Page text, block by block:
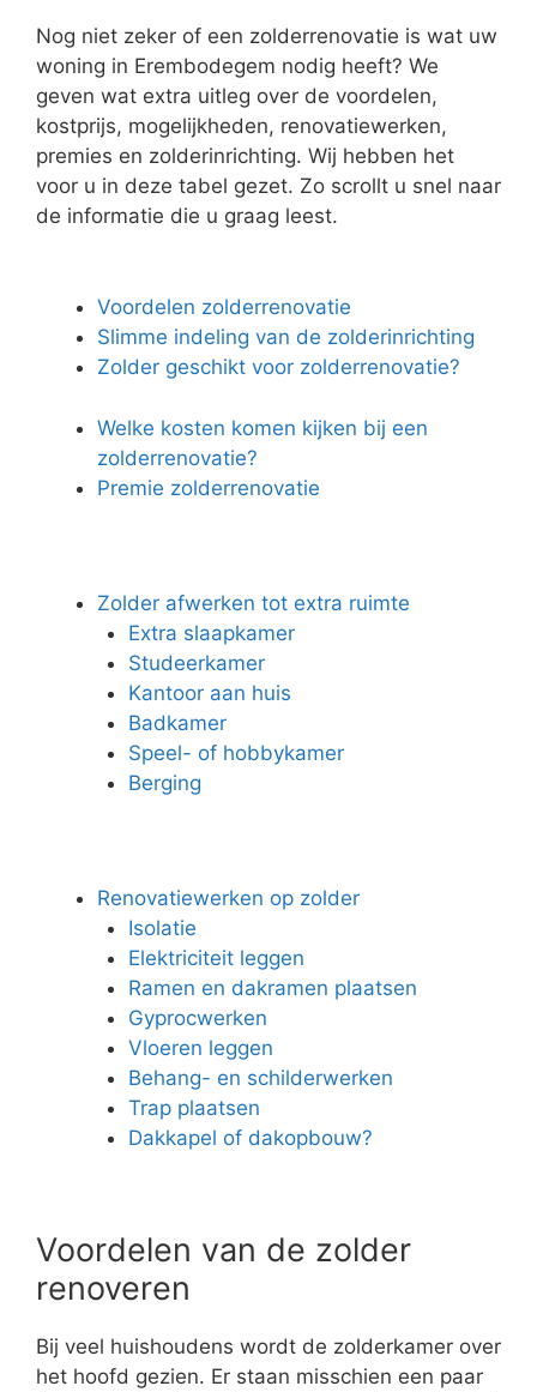
Nog niet zeker of een zolderrenovatie is wat uw
woning in Erembodegem nodig heeft? We
geven wat extra uitleg over de voordelen,
kostprijs, mogelijkheden, renovatiewerken,
premies en zolderinrichting. Wij hebben het
voor u in deze tabel gezet. Zo scrollt u snel naar
de informatie die u graag leest.
Voordelen zolderrenovatie
Slimme indeling van de zolderinrichting
Zolder geschikt voor zolderrenovatie?
Welke kosten komen kijken bij een
zolderrenovatie?
Premie zolderrenovatie
Zolder afwerken tot extra ruimte
Extra slaapkamer
Studeerkamer
Kantoor aan huis
Badkamer
Speel- of hobbykamer
Berging
Renovatiewerken op zolder
Isolatie
Elektriciteit leggen
Ramen en dakramen plaatsen
Gyprocwerken
Vloeren leggen
Behang- en schilderwerken
Trap plaatsen
Dakkapel of dakopbouw?
Voordelen van de zolder
renoveren
Bij veel huishoudens wordt de zolderkamer over
het hoofd gezien. Er staan misschien een paar